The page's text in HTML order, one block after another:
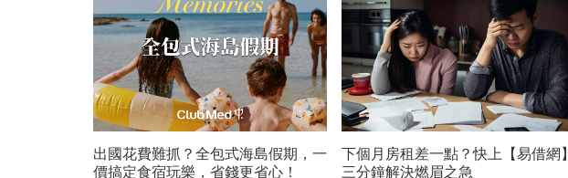
出國花費難抓？全包式海島假期，一
價搞定食宿玩樂，省錢更省心！
下個月房租差一點？快上【易借網】
三分鐘解決燃眉之急